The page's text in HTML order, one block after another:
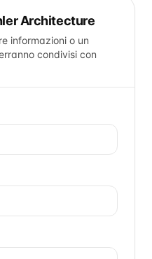
Architecture
informazioni o un
condivisi con